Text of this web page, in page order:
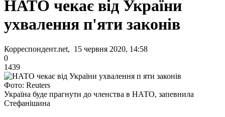
НАТО чекає від України
ухвалення п'яти законів
Корреспондент.net, 15 червня 2020, 14:58
0
1439
Фото: Reuters
Україна буде прагнути до членства в НАТО, запевнила
Стефанішина